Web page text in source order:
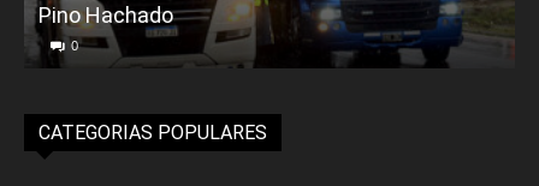
Pino Hachado
0
CATEGORIAS POPULARES